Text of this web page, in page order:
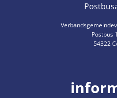
Postbus
54322